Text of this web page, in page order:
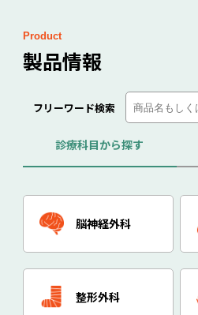
Product
製品情報
フリーワード検索
診療科目から探す
脳神経外科
整形外科